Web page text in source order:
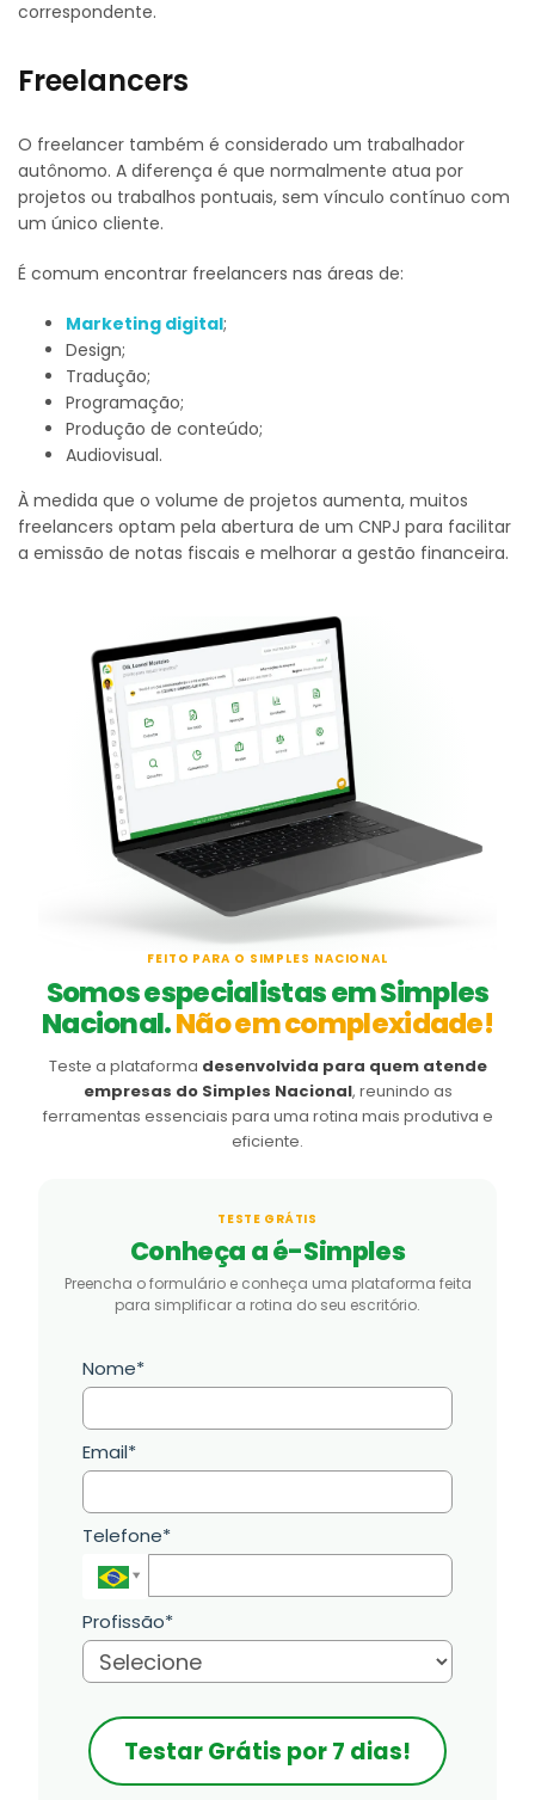
correspondente.
Freelancers
O freelancer também é considerado um trabalhador
autônomo. A diferença é que normalmente atua por
projetos ou trabalhos pontuais, sem vínculo contínuo com
um único cliente.
É comum encontrar freelancers nas áreas de:
Marketing digital;
Design;
Tradução;
Programação;
Produção de conteúdo;
Audiovisual.
À medida que o volume de projetos aumenta, muitos
freelancers optam pela abertura de um CNPJ para facilitar
a emissão de notas fiscais e melhorar a gestão financeira.
FEITO PARA O SIMPLES NACIONAL
Somos especialistas em Simples
Nacional.Não em complexidade!
Teste a plataforma desenvolvida para quem atende
empresas do Simples Nacional, reunindo as
ferramentas essenciais para uma rotina mais produtiva e
eficiente.
TESTE GRÁTIS
Conheça a é-Simples
Preencha o formulário e conheça uma plataforma feita
para simplificar a rotina do seu escritório.
Nome*
Email*
Telefone*
Profissão*
Testar Grátis por 7 dias!